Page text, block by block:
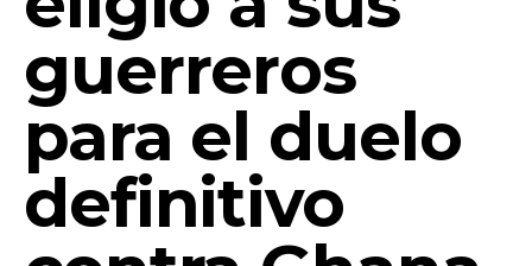
guerreros
para el duelo
definitivo